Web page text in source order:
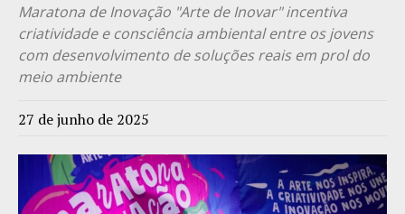
Maratona de Inovação "Arte de Inovar" incentiva
criatividade e consciência ambiental entre os jovens
com desenvolvimento de soluções reais em prol do
meio ambiente
27 de junho de 2025